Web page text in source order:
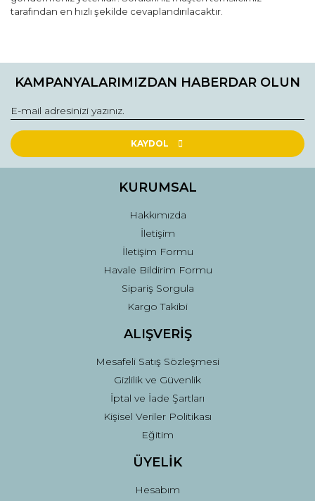
tarafından en hızlı şekilde cevaplandırılacaktır.
konularda yetersiz gördüğünüz noktaları öneri formunu
Görüş ve önerileriniz için teşekkür ederiz.
Ürün resmi kalitesiz, bozuk veya görüntülenemiyor.
Ürün açıklamasında eksik bilgiler bulunuyor.
Ürün fiyatı diğer sitelerden daha pahalı.
Gönder
KAMPANYALARIMIZDAN HABERDAR OLUN
KAYDOL
KURUMSAL
Hakkımızda
İletişim
İletişim Formu
Havale Bildirim Formu
Sipariş Sorgula
Kargo Takibi
ALIŞVERİŞ
Mesafeli Satış Sözleşmesi
Gizlilik ve Güvenlik
İptal ve İade Şartları
Kişisel Veriler Politikası
Eğitim
ÜYELİK
Hesabım